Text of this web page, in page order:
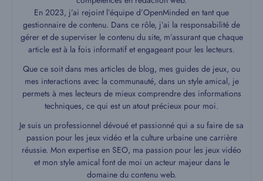
En 2023, j’ai rejoint l’équipe d’OpenMinded en tant que
gestionnaire de contenu. Dans ce rôle, j’ai la responsabilité de
gérer et de superviser le contenu du site, m’assurant que chaque
article est à la fois informatif et engageant pour les lecteurs.
Que ce soit dans mes articles de blog, mes guides de jeux, ou
mes interactions avec la communauté, dans un style amical, je
permets à mes lecteurs de mieux comprendre des informations
techniques, ce qui est un atout précieux pour moi.
Je suis un professionnel dévoué et passionné qui a su faire de sa
passion pour les jeux vidéo et la culture urbaine une carrière
réussie. Mon expertise en SEO, ma passion pour les jeux vidéo
et mon style amical font de moi un acteur majeur dans le
domaine du contenu web.